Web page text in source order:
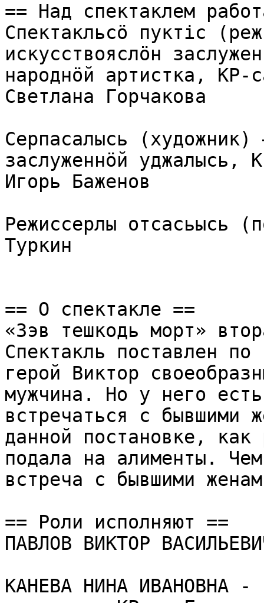
== Над спектаклем
Спектакльсӧ пуктіс
искусствояслӧн
народнӧй артистка, КР-
Светлана Горчакова
Серпасалысь
заслуженнӧй уджалысь,
Игорь Баженов
Режиссерлы отсасьысь
Туркин
== О спектакле ==
«Зэв тешкодь морт»
Спектакль поставлен
герой Виктор
мужчина. Но у него
встречаться с бывшими
данной постановке,
подала на алименты.
встреча с бывшими
== Роли исполняют ==
ПАВЛОВ ВИКТОР
КАНЕВА НИНА ИВАНОВНА -